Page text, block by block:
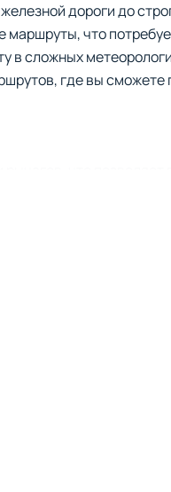
дороги до
что
в сложных
где вы сможете
параметров